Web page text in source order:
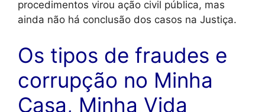
procedimentos virou ação civil pública, mas
ainda não há conclusão dos casos na Justiça.
Os tipos de fraudes e
corrupção no Minha
Casa, Minha Vida